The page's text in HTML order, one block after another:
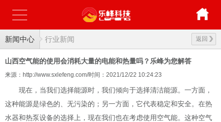
新闻中心 返回
行业新闻
山西空气能的使用会消耗大量的电能和热量吗？乐峰为您解答
来源：http://www.sxlefeng.com/时间：2021/12/22 10:24:23
现在，当我们选择能源时，我们倾向于选择清洁能源。一方面，
这种能源是绿色的、无污染的；另一方面，它代表稳定和安全。在热
水器和热泵设备的选择上，现在我们也在考虑使用空气能。这种空气